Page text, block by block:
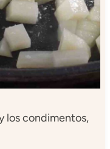
los condimentos,